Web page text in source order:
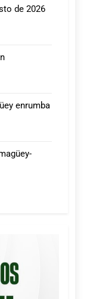
de 2026
enrumba